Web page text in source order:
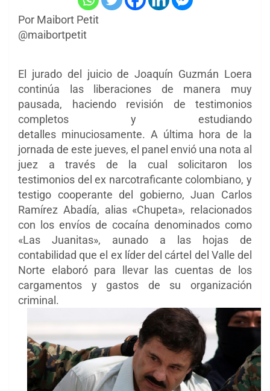
Por Maibort Petit
@maibortpetit
El jurado del juicio de Joaquín Guzmán Loera
continúa las liberaciones de manera muy
pausada, haciendo revisión de testimonios
completos y estudiando
detalles minuciosamente. A última hora de la
jornada de este jueves, el panel envió una nota al
juez a través de la cual solicitaron los
testimonios del ex narcotraficante colombiano, y
testigo cooperante del gobierno, Juan Carlos
Ramírez Abadía, alias «Chupeta», relacionados
con los envíos de cocaína denominados como
«Las Juanitas», aunado a las hojas de
contabilidad que el ex líder del cártel del Valle del
Norte elaboró para llevar las cuentas de los
cargamentos y gastos de su organización
criminal.